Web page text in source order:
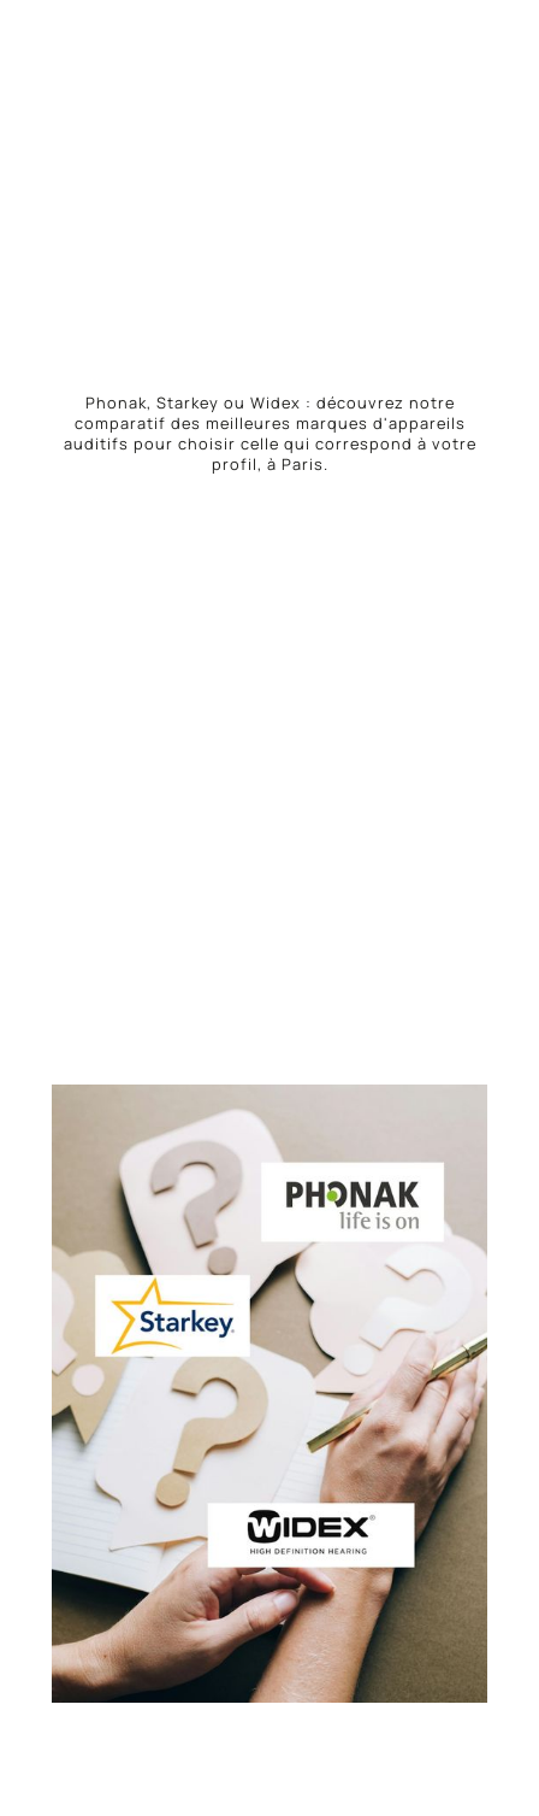
Phonak, Starkey ou Widex : découvrez notre
comparatif des meilleures marques d'appareils
auditifs pour choisir celle qui correspond à votre
profil, à Paris.